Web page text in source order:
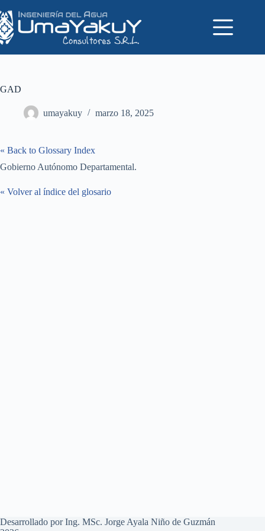
al
contenido
GAD
umayakuy marzo 18, 2025
« Back to Glossary Index
Gobierno Autónomo Departamental.
« Volver al índice del glosario
Desarrollado por Ing. MSc. Jorge Ayala Niño de Guzmán